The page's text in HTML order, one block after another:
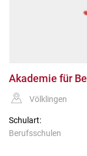
Akademie für
Völklingen
Schulart:
Berufsschulen